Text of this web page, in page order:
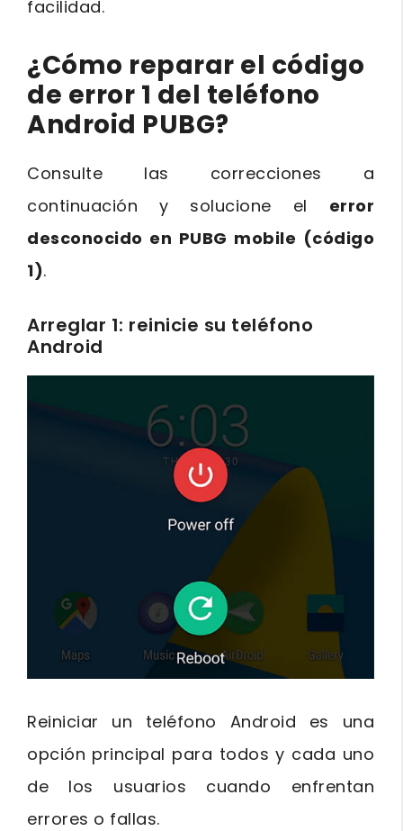
facilidad.
¿Cómo reparar el código
de error 1 del teléfono
Android PUBG?
Consulte las correcciones a
continuación y solucione el error
desconocido en PUBG mobile (código
1).
Arreglar 1: reinicie su teléfono
Android
Reiniciar un teléfono Android es una
opción principal para todos y cada uno
de los usuarios cuando enfrentan
errores o fallas.